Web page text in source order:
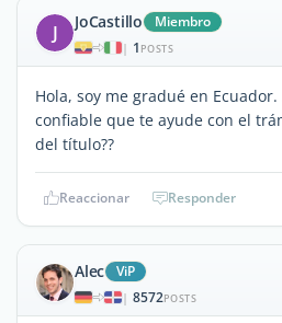
J JoCastillo Miembro
| 1 POSTS
Hola, soy me gradué en
confiable que te ayude con el
del título??
Reaccionar Responder
Alec ViP
| 8572POSTS